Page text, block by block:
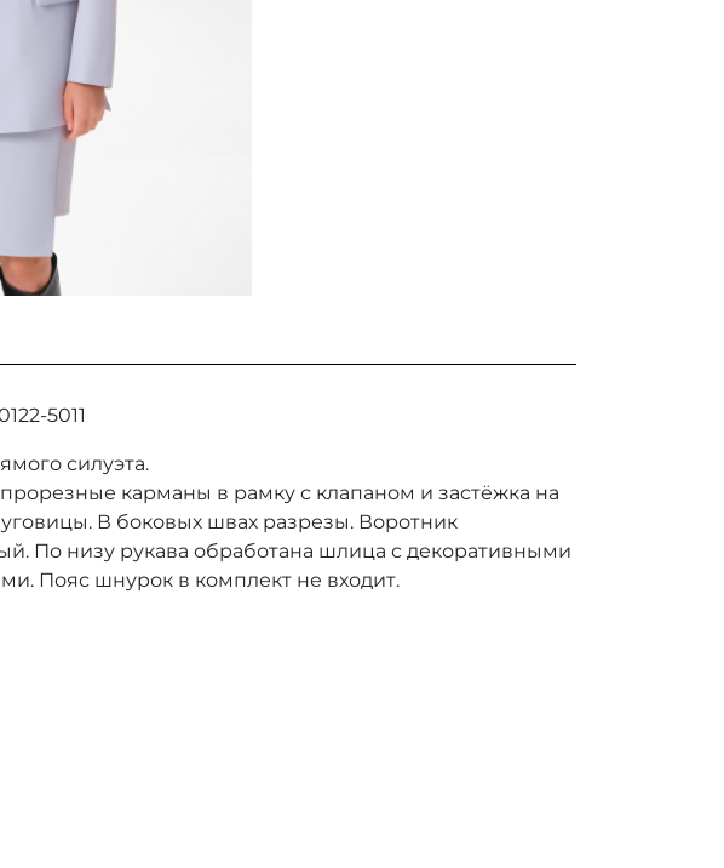
5011
силуэта.
карманы в рамку с клапаном и застёжка на
В боковых швах разрезы. Воротник
По низу рукава обработана шлица с декоративными
Пояс шнурок в комплект не входит.